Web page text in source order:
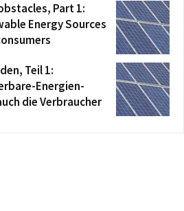
Part 1:
Energy Sources
Teil 1:
Energien-
die Verbraucher